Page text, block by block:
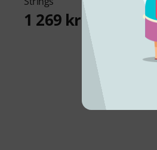
1 269 kr